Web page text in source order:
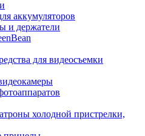
аккумуляторов
и держатели
для видеосъемки
холодной пристрелки,